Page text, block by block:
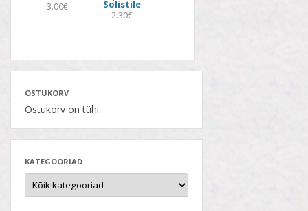
3.00€
Solistile
2.30€
OSTUKORV
Ostukorv on tühi.
KATEGOORIAD